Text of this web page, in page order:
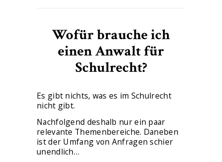
Wofür brauche ich
einen Anwalt für
Schulrecht?
Es gibt nichts, was es im Schulrecht
nicht gibt.
Nachfolgend deshalb nur ein paar
relevante Themenbereiche. Daneben
ist der Umfang von Anfragen schier
unendlich…